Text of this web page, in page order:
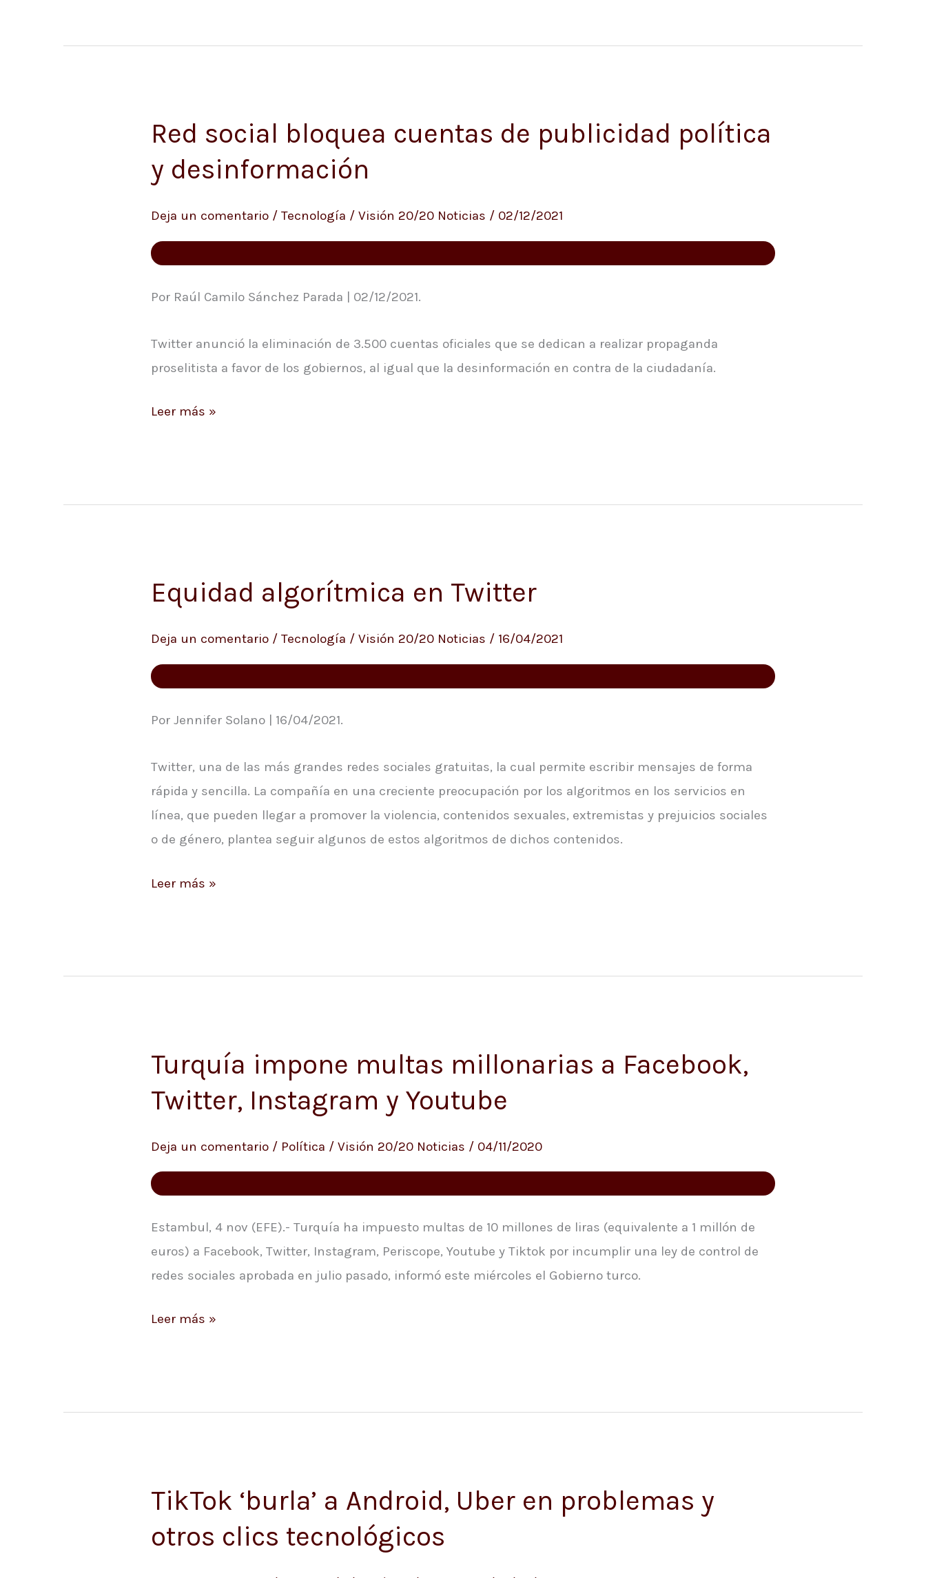
Red social bloquea cuentas de publicidad política
y desinformación
Deja un comentario / Tecnología / Visión 20/20 Noticias / 02/12/2021
Por Raúl Camilo Sánchez Parada | 02/12/2021.
Twitter anunció la eliminación de 3.500 cuentas oficiales que se dedican a realizar propaganda
proselitista a favor de los gobiernos, al igual que la desinformación en contra de la ciudadanía.
Red
bloquea
de
publicidad
y
Leer más »
Equidad algorítmica en Twitter
Deja un comentario / Tecnología / Visión 20/20 Noticias / 16/04/2021
Por Jennifer Solano | 16/04/2021.
Twitter, una de las más grandes redes sociales gratuitas, la cual permite escribir mensajes de forma
rápida y sencilla. La compañía en una creciente preocupación por los algoritmos en los servicios en
línea, que pueden llegar a promover la violencia, contenidos sexuales, extremistas y prejuicios sociales
o de género, plantea seguir algunos de estos algoritmos de dichos contenidos.
Equidad
algorítmica
en
Leer más »
Turquía impone multas millonarias a Facebook,
Twitter, Instagram y Youtube
Deja un comentario / Política / Visión 20/20 Noticias / 04/11/2020
Estambul, 4 nov (EFE).- Turquía ha impuesto multas de 10 millones de liras (equivalente a 1 millón de
euros) a Facebook, Twitter, Instagram, Periscope, Youtube y Tiktok por incumplir una ley de control de
redes sociales aprobada en julio pasado, informó este miércoles el Gobierno turco.
Turquía
multas
a
Facebook,
Instagram
y
Youtube
Leer más »
TikTok ‘burla’ a Android, Uber en problemas y
otros clics tecnológicos
TikTok
a